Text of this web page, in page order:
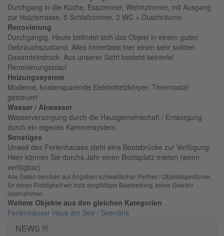
Durchgang in die Küche, Esszimmer, Wohnzimmer, mit Ausgang
zur Holzterrasse, 5 Schlafzimmer, 2 WC + Duschräume
Renovierung
Durchgängig. Heute befindet sich das Objekt in einem guten
Gebrauchszustand. Alles hinterlässt hier einen sehr soliden
Gesamteindruck. Aus unserer Sicht besteht keinerlei
Renovierungsstau!
Heizungssystem
Moderne, kostensparende Elektroheizkörper. Thermostat
gesteuert
Wasser / Abwasser
Wasserversorgung durch die Hausgemeinschaft / Entsorgung
durch ein eigenes Kammersystem
Sonstiges
Unweit des Ferienhauses steht eine Bootsbrücke zur Verfügung.
Hierr können Sie durchs Jahr einen Bootsplatz mieten (wenn
verfügbar)
Alle Daten beruhen auf Angaben schwedischer Partner / Objekteigentümer,
für deren Richtigkeit wir, trotz sorgfältiger Bearbeitung, keine Gewähr
übernehmen.
Weitere Objekte aus den gleichen Kategorien
Ferienhäuser Haus am See / Seenähe
NEWS !!!